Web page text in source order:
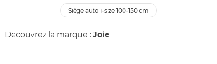
siège auto i-size 100-150 cm
Découvrez la marque : Joie